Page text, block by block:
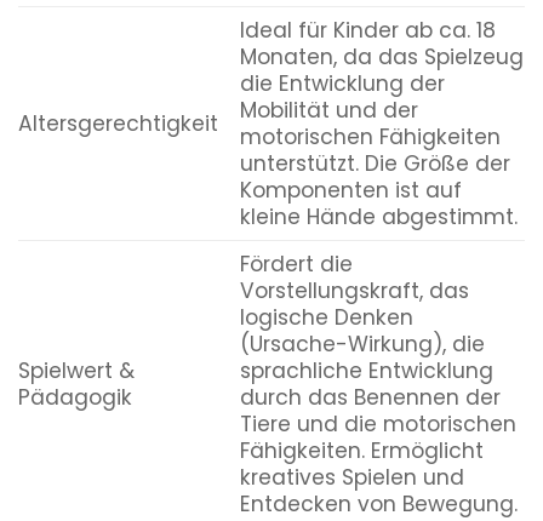
Altersgerechtigkeit
Ideal für Kinder ab ca. 18
Monaten, da das Spielzeug
die Entwicklung der
Mobilität und der
motorischen Fähigkeiten
unterstützt. Die Größe der
Komponenten ist auf
kleine Hände abgestimmt.
Spielwert &
Pädagogik
Fördert die
Vorstellungskraft, das
logische Denken
(Ursache-Wirkung), die
sprachliche Entwicklung
durch das Benennen der
Tiere und die motorischen
Fähigkeiten. Ermöglicht
kreatives Spielen und
Entdecken von Bewegung.